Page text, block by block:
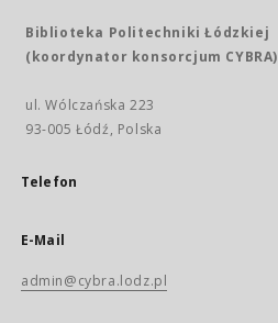
Biblioteka Politechniki Łódzkiej
(koordynator konsorcjum CYBRA)
ul. Wólczańska 223
93-005 Łódź, Polska
Telefon
E-Mail
admin@cybra.lodz.pl